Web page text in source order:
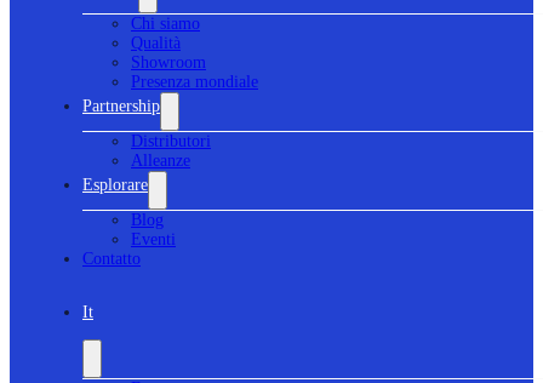
Chi siamo
Qualità
Showroom
Presenza mondiale
Partnership
Distributori
Alleanze
Esplorare
Blog
Eventi
Contatto
It